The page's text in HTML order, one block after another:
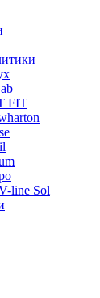
FIT
line Sol